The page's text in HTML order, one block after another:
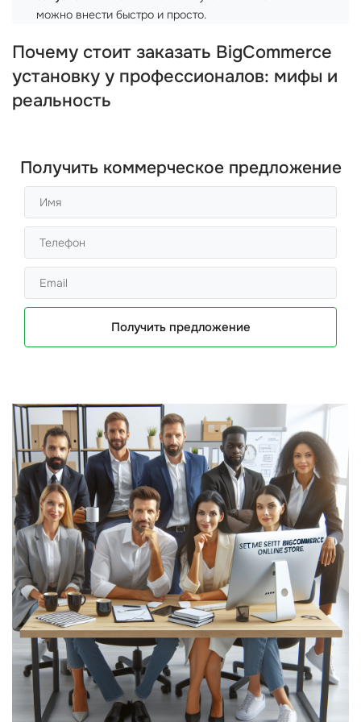
можно внести быстро и просто.
Почему стоит заказать BigCommerce
установку у профессионалов: мифы и
реальность
Получить коммерческое предложение
Получить предложение